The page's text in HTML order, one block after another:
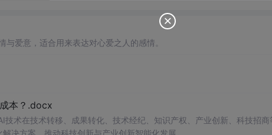
爱意，适合用来表达对心爱之人的感情。
本？.docx
术在技术转移、成果转化、技术经纪、知识产权、产业创新、科技招商
决方案，推动科技创新与产业创新智能化发展。